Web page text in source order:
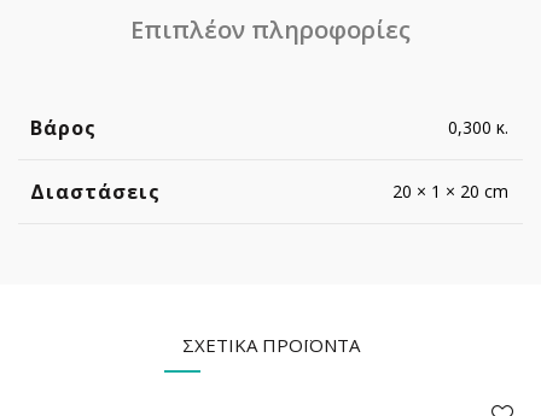
Επιπλέον πληροφορίες
Βάρος 0,300 κ.
Διαστάσεις 20 × 1 × 20 cm
ΣΧΕΤΙΚΆ ΠΡΟΪΌΝΤΑ